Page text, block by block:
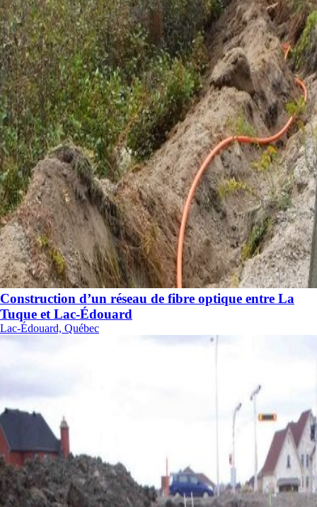
Construction d’un réseau de fibre optique entre La
Tuque et Lac-Édouard
Lac-Édouard, Québec